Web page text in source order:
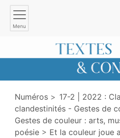
Menu
Numéros
17-2 | 2022 :
clandestinités - Gestes de
Gestes de couleur : arts,
poésie
Et la couleur joue